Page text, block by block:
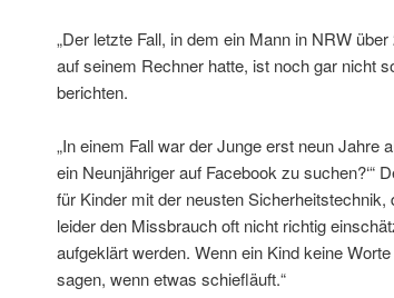
„Der letzte Fall, in dem ein Mann in NRW
auf seinem Rechner hatte, ist noch gar nicht
berichten.
„In einem Fall war der Junge erst neun Jahre
ein Neunjähriger auf Facebook zu suchen?‘“
für Kinder mit der neusten
leider den Missbrauch oft nicht richtig
aufgeklärt werden. Wenn ein Kind keine
sagen, wenn etwas schiefläuft.“